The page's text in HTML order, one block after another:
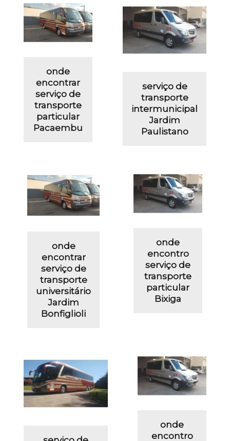
onde
encontrar
serviço de
transporte
particular
Pacaembu
serviço de
transporte
intermunicipal
Jardim
Paulistano
onde
encontrar
serviço de
transporte
universitário
Jardim
Bonfiglioli
onde
encontro
serviço de
transporte
particular
Bixiga
onde
encontro